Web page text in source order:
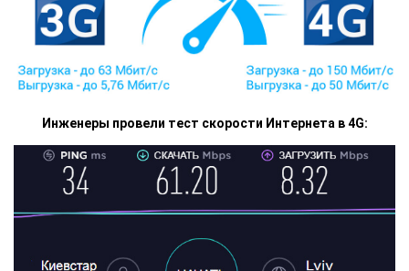
Инженеры провели тест скорости Интернета в 4G: